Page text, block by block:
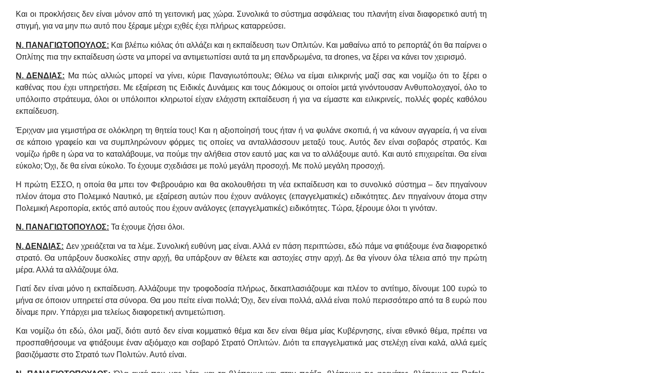
Και οι προκλήσεις δεν είναι μόνον από τη γειτονική μας χώρα. Συνολικά το σύστημα ασφάλειας του πλανήτη είναι διαφορετικό αυτή τη
στιγμή, για να μην πω αυτό που ξέραμε μέχρι εχθές έχει πλήρως καταρρεύσει.
Ν. ΠΑΝΑΓΙΩΤΟΠΟΥΛΟΣ: Και βλέπω κιόλας ότι αλλάζει και η εκπαίδευση των Οπλιτών. Και μαθαίνω από το ρεπορτάζ ότι θα παίρνει ο
Οπλίτης πια την εκπαίδευση ώστε να μπορεί να αντιμετωπίσει αυτά τα μη επανδρωμένα, τα drones, να ξέρει να κάνει τον χειρισμό.
Ν. ΔΕΝΔΙΑΣ: Μα πώς αλλιώς μπορεί να γίνει, κύριε Παναγιωτόπουλε; Θέλω να είμαι ειλικρινής μαζί σας και νομίζω ότι το ξέρει ο
καθένας που έχει υπηρετήσει. Με εξαίρεση τις Ειδικές Δυνάμεις και τους Δόκιμους οι οποίοι μετά γινόντουσαν Ανθυπολοχαγοί, όλο το
υπόλοιπο στράτευμα, όλοι οι υπόλοιποι κληρωτοί είχαν ελάχιστη εκπαίδευση ή για να είμαστε και ειλικρινείς, πολλές φορές καθόλου
εκπαίδευση.
Έριχναν μια γεμιστήρα σε ολόκληρη τη θητεία τους! Και η αξιοποίησή τους ήταν ή να φυλάνε σκοπιά, ή να κάνουν αγγαρεία, ή να είναι
σε κάποιο γραφείο και να συμπληρώνουν φόρμες τις οποίες να ανταλλάσσουν μεταξύ τους. Αυτός δεν είναι σοβαρός στρατός. Και
νομίζω ήρθε η ώρα να το καταλάβουμε, να πούμε την αλήθεια στον εαυτό μας και να το αλλάξουμε αυτό. Και αυτό επιχειρείται. Θα είναι
εύκολο; Όχι, δε θα είναι εύκολο. Το έχουμε σχεδιάσει με πολύ μεγάλη προσοχή. Με πολύ μεγάλη προσοχή.
Η πρώτη ΕΣΣΟ, η οποία θα μπει τον Φεβρουάριο και θα ακολουθήσει τη νέα εκπαίδευση και το συνολικό σύστημα – δεν πηγαίνουν
πλέον άτομα στο Πολεμικό Ναυτικό, με εξαίρεση αυτών που έχουν ανάλογες (επαγγελματικές) ειδικότητες. Δεν πηγαίνουν άτομα στην
Πολεμική Αεροπορία, εκτός από αυτούς που έχουν ανάλογες (επαγγελματικές) ειδικότητες. Τώρα, ξέρουμε όλοι τι γινόταν.
Ν. ΠΑΝΑΓΙΩΤΟΠΟΥΛΟΣ: Τα έχουμε ζήσει όλοι.
Ν. ΔΕΝΔΙΑΣ: Δεν χρειάζεται να τα λέμε. Συνολική ευθύνη μας είναι. Αλλά εν πάση περιπτώσει, εδώ πάμε να φτιάξουμε ένα διαφορετικό
στρατό. Θα υπάρξουν δυσκολίες στην αρχή, θα υπάρξουν αν θέλετε και αστοχίες στην αρχή. Δε θα γίνουν όλα τέλεια από την πρώτη
μέρα. Αλλά τα αλλάζουμε όλα.
Γιατί δεν είναι μόνο η εκπαίδευση. Αλλάζουμε την τροφοδοσία πλήρως, δεκαπλασιάζουμε και πλέον το αντίτιμο, δίνουμε 100 ευρώ το
μήνα σε όποιον υπηρετεί στα σύνορα. Θα μου πείτε είναι πολλά; Όχι, δεν είναι πολλά, αλλά είναι πολύ περισσότερο από τα 8 ευρώ που
δίναμε πριν. Υπάρχει μια τελείως διαφορετική αντιμετώπιση.
Και νομίζω ότι εδώ, όλοι μαζί, διότι αυτό δεν είναι κομματικό θέμα και δεν είναι θέμα μίας Κυβέρνησης, είναι εθνικό θέμα, πρέπει να
προσπαθήσουμε να φτιάξουμε έναν αξιόμαχο και σοβαρό Στρατό Οπλιτών. Διότι τα επαγγελματικά μας στελέχη είναι καλά, αλλά εμείς
βασιζόμαστε στο Στρατό των Πολιτών. Αυτό είναι.